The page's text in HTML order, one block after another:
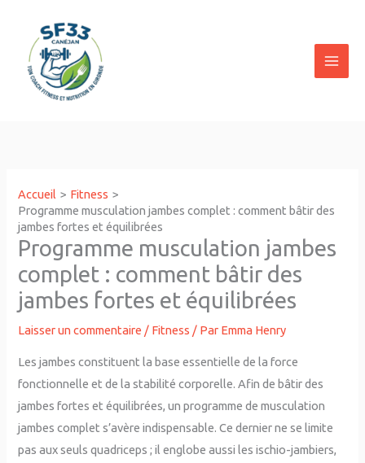
contenu
Accueil
Fitness
Programme musculation jambes complet : comment bâtir des
jambes fortes et équilibrées
Programme musculation jambes
complet : comment bâtir des
jambes fortes et équilibrées
Laisser un commentaire / Fitness / Par Emma Henry
Les jambes constituent la base essentielle de la force
fonctionnelle et de la stabilité corporelle. Afin de bâtir des
jambes fortes et équilibrées, un programme de musculation
jambes complet s’avère indispensable. Ce dernier ne se limite
pas aux seuls quadriceps ; il englobe aussi les ischio-jambiers,